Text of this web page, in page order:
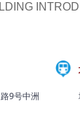
9号中洲